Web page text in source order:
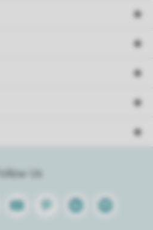
Follow Us
Youtube PinterestLinkedinSpotify